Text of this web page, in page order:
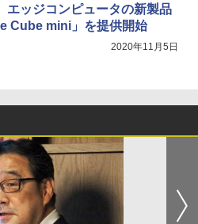
エッジコンピュータの新製品
Cube mini」を提供開始
2020年11月5日